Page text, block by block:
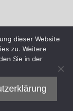
dieser Website
zu. Weitere
Sie in der